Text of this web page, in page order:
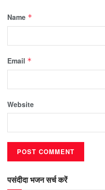
Name *
Email *
Website
पसंदीदा भजन सर्च करें